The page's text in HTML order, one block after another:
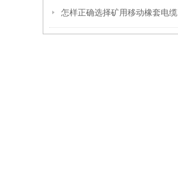
怎样正确选择矿用移动橡套电缆